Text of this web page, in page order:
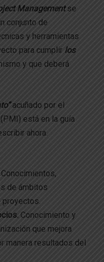
Managementse
conjunto de
y herramientas
para cumplir los
y que deberá
acuñado por el
está en la guía
ahora.
Conocimientos,
de ámbitos
Conocimiento y
que mejora
manera resultados del